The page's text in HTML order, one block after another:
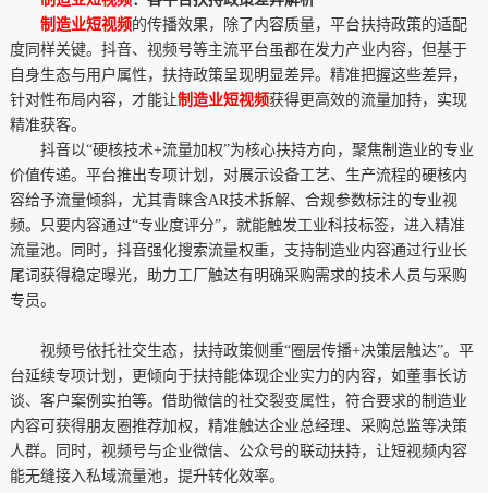
制造业短视频的传播效果，除了内容质量，平台扶持政策的适配
度同样关键。抖音、视频号等主流平台虽都在发力产业内容，但基于
自身生态与用户属性，扶持政策呈现明显差异。精准把握这些差异，
针对性布局内容，才能让制造业短视频获得更高效的流量加持，实现
精准获客。
抖音以“硬核技术+流量加权”为核心扶持方向，聚焦制造业的专业
价值传递。平台推出专项计划，对展示设备工艺、生产流程的硬核内
容给予流量倾斜，尤其青睐含AR技术拆解、合规参数标注的专业视
频。只要内容通过“专业度评分”，就能触发工业科技标签，进入精准
流量池。同时，抖音强化搜索流量权重，支持制造业内容通过行业长
尾词获得稳定曝光，助力工厂触达有明确采购需求的技术人员与采购
专员。
视频号依托社交生态，扶持政策侧重“圈层传播+决策层触达”。平
台延续专项计划，更倾向于扶持能体现企业实力的内容，如董事长访
谈、客户案例实拍等。借助微信的社交裂变属性，符合要求的制造业
内容可获得朋友圈推荐加权，精准触达企业总经理、采购总监等决策
人群。同时，视频号与企业微信、公众号的联动扶持，让短视频内容
能无缝接入私域流量池，提升转化效率。